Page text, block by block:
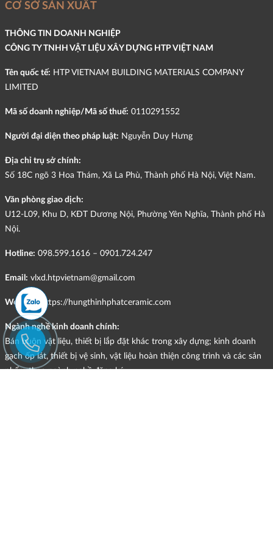
CƠ SỞ SẢN XUẤT
THÔNG TIN DOANH NGHIỆP
CÔNG TY TNHH VẬT LIỆU XÂY DỰNG HTP VIỆT NAM
Tên quốc tế: HTP VIETNAM BUILDING MATERIALS COMPANY
LIMITED
Mã số doanh nghiệp/Mã số thuế: 0110291552
Người đại diện theo pháp luật: Nguyễn Duy Hưng
Địa chỉ trụ sở chính:
Số 18C ngõ 3 Hoa Thám, Xã La Phù, Thành phố Hà Nội, Việt Nam.
Văn phòng giao dịch:
U12-L09, Khu D, KĐT Dương Nội, Phường Yên Nghĩa, Thành phố Hà
Nội.
Hotline: 098.599.1616 – 0901.724.247
Email: vlxd.htpvietnam@gmail.com
Website: https://hungthinhphatceramic.com
Ngành nghề kinh doanh chính:
Bán buôn vật liệu, thiết bị lắp đặt khác trong xây dựng; kinh doanh
gạch ốp lát, thiết bị vệ sinh, vật liệu hoàn thiện công trình và các sản
phẩm theo ngành nghề đăng ký.